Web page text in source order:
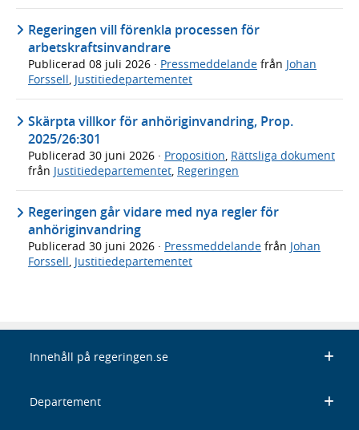
Regeringen vill förenkla processen för
arbetskraftsinvandrare
Publicerad 08 juli 2026 · Pressmeddelande från Johan
Forssell, Justitiedepartementet
Skärpta villkor för anhöriginvandring, Prop.
2025/26:301
Publicerad 30 juni 2026 · Proposition Rättsliga dokument
från Justitiedepartementet Regeringen
Regeringen går vidare med nya regler för
anhöriginvandring
Publicerad 30 juni 2026 · Pressmeddelande från Johan
Forssell, Justitiedepartementet
Innehåll på regeringen.se
Departement